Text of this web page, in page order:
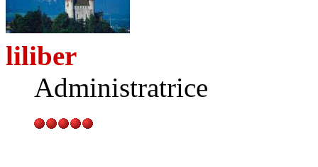
liliber
Administratrice